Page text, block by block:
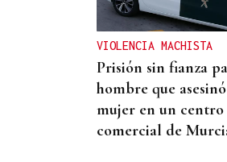
VIOLENCIA MACHISTA
Prisión sin fianza
hombre que
mujer en un centro
comercial de